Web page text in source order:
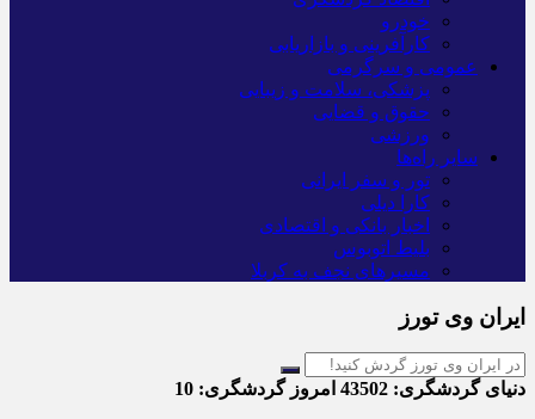
خودرو
کارآفرینی و بازاریابی
عمومی و سرگرمی
پزشکی، سلامت و زیبایی
حقوق و قضایی
ورزشی
سایر راه‌ها
تور و سفر ایرانی
کارا دیلی
اخبار بانکی و اقتصادی
بلیط اتوبوس
مسیرهای نجف به کربلا
ایران وی تورز
دنیای گردشگری: امروز گردشگری: